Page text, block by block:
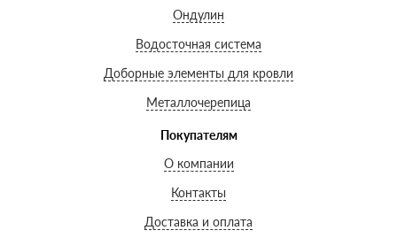
Ондулин
Водосточная система
Доборные элементы для кровли
Металлочерепица
Покупателям
О компании
Контакты
Доставка и оплата